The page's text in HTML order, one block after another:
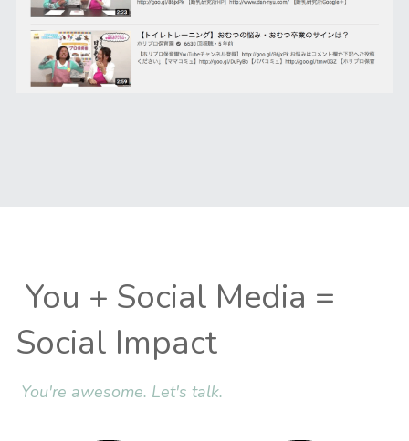
You + Social Media =
Social Impact
You're awesome. Let's talk.